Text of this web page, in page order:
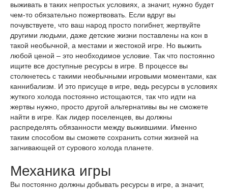
выживать в таких непростых условиях, а значит, нужно будет
чем-то обязательно пожертвовать. Если вдруг вы
почувствуете, что ваш народ просто погибнет, жертвуйте
другими людьми, даже детские жизни поставлены на кон в
такой необычной, а местами и жестокой игре. Но выжить
любой ценой – это необходимое условие. Так что постоянно
ищите все доступные ресурсы в игре. В процессе вы
столкнетесь с такими необычными игровыми моментами, как
каннибализм. И это присуще в игре, ведь ресурсы в условиях
жуткого холода постоянно истощаются, так что идти на
жертвы нужно, просто другой альтернативы вы не сможете
найти в игре. Как лидер поселенцев, вы должны
распределять обязанности между выжившими. Именно
таким способом вы сможете сохранить сотни жизней на
загнивающей от сурового холода планете.
Механика игры
Вы постоянно должны добывать ресурсы в игре, а значит,